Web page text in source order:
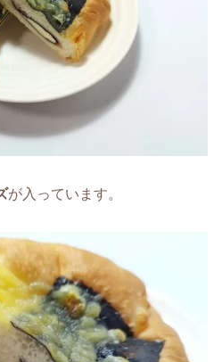
が入っています。